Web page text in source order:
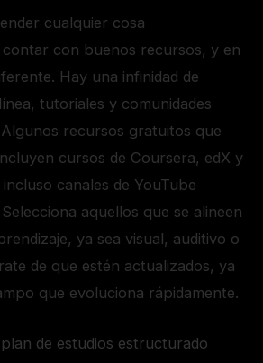
cualquier cosa
contar con buenos recursos, y en
Hay una infinidad de
tutoriales y comunidades
Algunos recursos gratuitos que
cursos de Coursera, edX y
canales de YouTube
aquellos que se alineen
ya sea visual, auditivo o
de que estén actualizados, ya
que evoluciona rápidamente.
de estudios estructurado